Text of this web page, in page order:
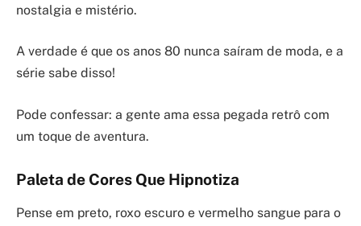
nostalgia e mistério.
A verdade é que os anos 80 nunca saíram de moda, e a
série sabe disso!
Pode confessar: a gente ama essa pegada retrô com
um toque de aventura.
Paleta de Cores Que Hipnotiza
Pense em preto, roxo escuro e vermelho sangue para o